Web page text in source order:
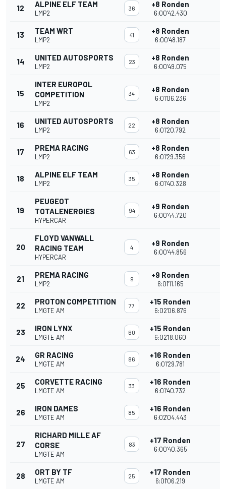
12 ALPINE ELF TEAM
LMP2
36 +8 Ronden
6:00'42.430
13 TEAM WRT
LMP2
41 +8 Ronden
6:00'48.187
14 UNITED AUTOSPORTS
LMP2
23 +8 Ronden
6:00'49.075
15
INTER EUROPOL
COMPETITION
LMP2
34 +8 Ronden
6:01'06.236
16 UNITED AUTOSPORTS
LMP2
22 +8 Ronden
6:01'20.792
17 PREMA RACING
LMP2
63 +8 Ronden
6:01'29.356
18 ALPINE ELF TEAM
LMP2
35 +8 Ronden
6:01'40.328
19
PEUGEOT
TOTALENERGIES
HYPERCAR
94 +9 Ronden
6:00'44.720
20
FLOYD VANWALL
RACING TEAM
HYPERCAR
4 +9 Ronden
6:00'44.856
21 PREMA RACING
LMP2
9 +9 Ronden
6:01'11.165
22 PROTON COMPETITION
LMGTE AM
77 +15 Ronden
6:02'06.876
23 IRON LYNX
LMGTE AM
60 +15 Ronden
6:02'18.060
24 GR RACING
LMGTE AM
86 +16 Ronden
6:01'29.781
25 CORVETTE RACING
LMGTE AM
33 +16 Ronden
6:01'40.732
26 IRON DAMES
LMGTE AM
85 +16 Ronden
6:02'04.443
27
RICHARD MILLE AF
CORSE
LMGTE AM
83 +17 Ronden
6:00'40.365
28 ORT BY TF
LMGTE AM
25 +17 Ronden
6:01'06.219